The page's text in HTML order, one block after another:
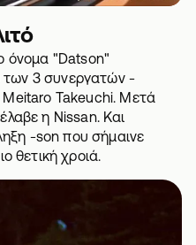
όνομα "Datson"
των 3 συνεργατών -
Meitaro Takeuchi. Μετά
η Nissan. Και
-son που σήμαινε
θετική χροιά.